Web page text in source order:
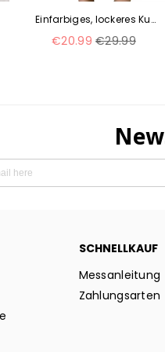
Einfarbiges, lockeres Kurzarmkleid aus Baumwolle und Leinen mit Rundhalsausschnitt m300570
Normaler
€20.99 €29.99
SCHNELLKAUF
Messanleitung
Zahlungsarten